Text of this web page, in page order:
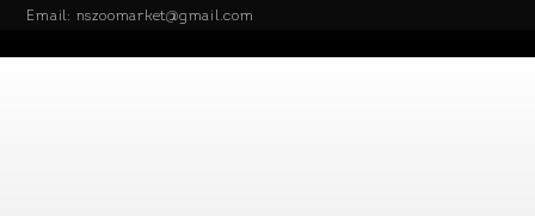
Email: nszoomarket@gmail.com